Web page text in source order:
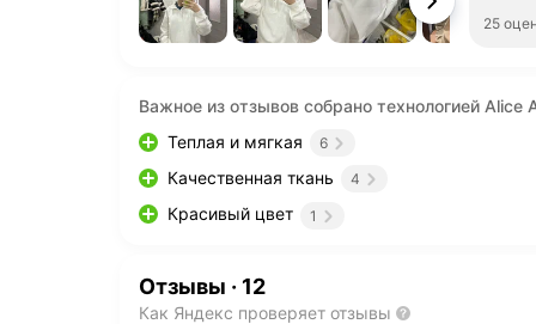
25
Важное из отзывов собрано технологией Alice
Теплая и мягкая
6
Качественная ткань 4
Красивый цвет 1
Отзывы · 12
Как Яндекс проверяет отзывы